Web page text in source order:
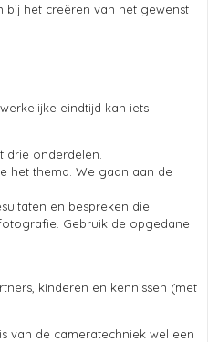
bij het creëren van het gewenst
eindtijd kan iets
drie onderdelen.
het thema. We gaan aan de
en bespreken die.
Gebruik de opgedane
kinderen en kennissen (met
van de cameratechniek wel een